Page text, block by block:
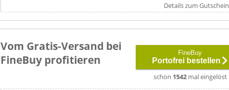
Details zum Gutschein
Vom Gratis-Versand bei
FineBuy profitieren
FineBuy
Portofrei bestellen
schon 1542mal eingelöst